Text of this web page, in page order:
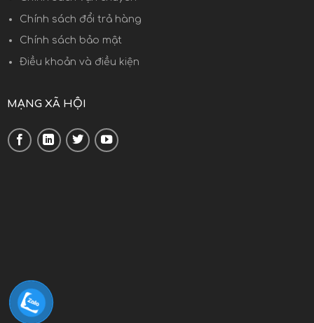
Chính sách đổi trả hàng
Chính sách bảo mật
Điều khoản và điều kiện
MẠNG XÃ HỘI